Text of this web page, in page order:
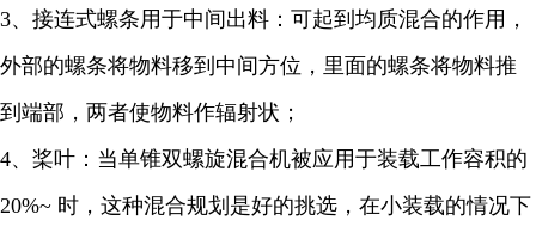
3、接连式螺条用于中间出料：可起到均质混合的作用，
外部的螺条将物料移到中间方位，里面的螺条将物料推
到端部，两者使物料作辐射状；
4、桨叶：当单锥双螺旋混合机被应用于装载工作容积的
20%~ 时，这种混合规划是好的挑选，在小装载的情况下